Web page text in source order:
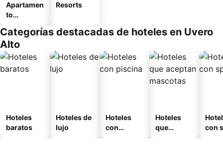
Apartamen
to
o
Resorts
Categorías destacadas de hoteles en Uvero
Alto
Hoteles
baratos
Hoteles de
lujo
Hoteles
con
Hoteles
que
con